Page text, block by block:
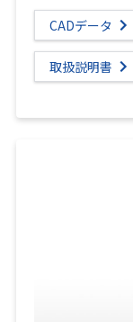
CADデータ
取扱説明書